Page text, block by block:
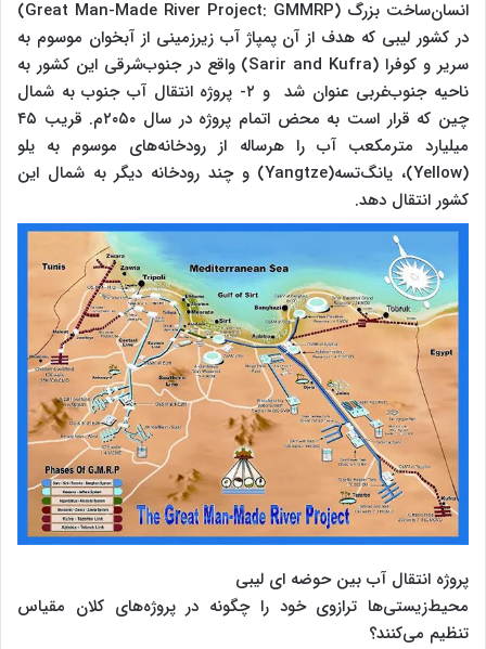
انسان‌ساخت بزرگ (Great Man-Made River Project: GMMRP)
در کشور لیبی که هدف از آن پمپاژ آب زیرزمینی از آبخوان موسوم به
سریر و کوفرا (Sarir and Kufra) واقع در جنوب‌شرقی این کشور به
ناحیه جنوب‌غربی عنوان شد و ۲- پروژه انتقال آب جنوب به شمال
چین که قرار است به محض اتمام پروژه در سال ۲۰۵۰م. قریب ۴۵
میلیارد مترمکعب آب را هرساله از رودخانه‌های موسوم به یلو
(Yellow)، یانگ‌تسه(Yangtze) و چند رودخانه دیگر به شمال این
کشور انتقال دهد.
پروژه انتقال آب بین حوضه ای لیبی
محیط‌زیستی‌ها ترازوی خود را چگونه در پروژه‌های کلان مقیاس
تنظیم می‌کنند؟